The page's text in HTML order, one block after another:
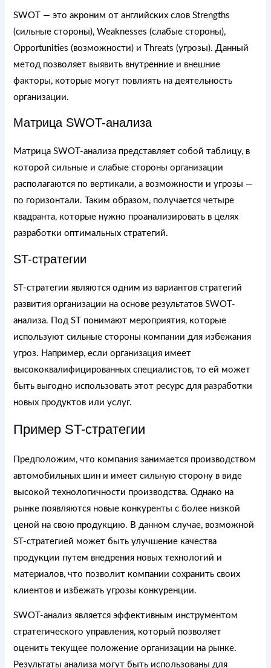
SWOT — это акроним от английских слов Strengths
(сильные стороны), Weaknesses (слабые стороны),
Opportunities (возможности) и Threats (угрозы). Данный
метод позволяет выявить внутренние и внешние
факторы, которые могут повлиять на деятельность
организации.
Матрица SWOT-анализа
Матрица SWOT-анализа представляет собой таблицу, в
которой сильные и слабые стороны организации
располагаются по вертикали, а возможности и угрозы —
по горизонтали. Таким образом, получается четыре
квадранта, которые нужно проанализировать в целях
разработки оптимальных стратегий.
ST-стратегии
ST-стратегии являются одним из вариантов стратегий
развития организации на основе результатов SWOT-
анализа. Под ST понимают мероприятия, которые
используют сильные стороны компании для избежания
угроз. Например, если организация имеет
высококвалифицированных специалистов, то ей может
быть выгодно использовать этот ресурс для разработки
новых продуктов или услуг.
Пример ST-стратегии
Предположим, что компания занимается производством
автомобильных шин и имеет сильную сторону в виде
высокой технологичности производства. Однако на
рынке появляются новые конкуренты с более низкой
ценой на свою продукцию. В данном случае, возможной
ST-стратегией может быть улучшение качества
продукции путем внедрения новых технологий и
материалов, что позволит компании сохранить своих
клиентов и избежать угрозы конкуренции.
SWOT-анализ является эффективным инструментом
стратегического управления, который позволяет
оценить текущее положение организации на рынке.
Результаты анализа могут быть использованы для